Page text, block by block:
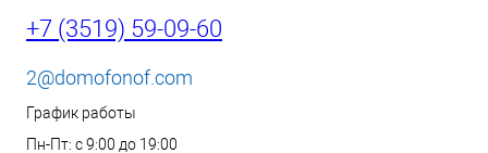
+7 (3519) 59-09-60
2@domofonof.com
График работы
Пн-Пт: с 9:00 до 19:00